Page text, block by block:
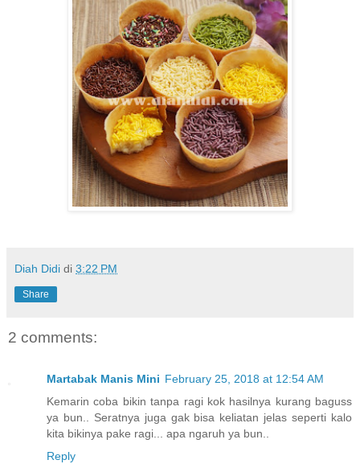
Diah Didi di 3:22 PM
Share
2 comments:
Martabak Manis Mini February 25, 2018 at 12:54 AM
Kemarin coba bikin tanpa ragi kok hasilnya kurang baguss
ya bun.. Seratnya juga gak bisa keliatan jelas seperti kalo
kita bikinya pake ragi... apa ngaruh ya bun..
Reply